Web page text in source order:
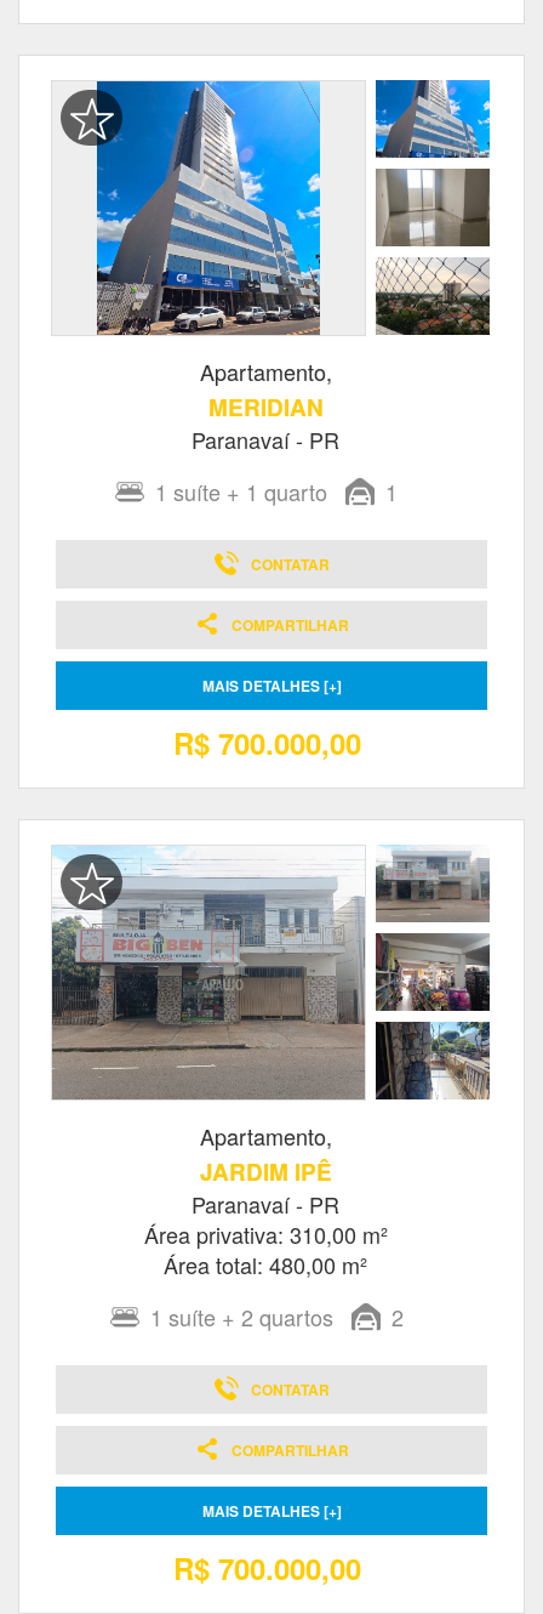
Apartamento,
MERIDIAN
Paranavaí - PR
1 suíte + 1 quarto 1
CONTATAR
COMPARTILHAR
MAIS DETALHES [+]
R$ 700.000,00
Apartamento,
JARDIM IPÊ
Paranavaí - PR
Área privativa: 310,00 m²
Área total: 480,00 m²
1 suíte + 2 quartos 2
CONTATAR
COMPARTILHAR
MAIS DETALHES [+]
R$ 700.000,00